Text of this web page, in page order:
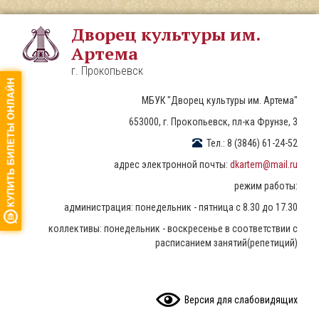
Перейти
основному
содержанию
Дворец культуры им.
Артема
г. Прокопьевск
МБУК "Дворец культуры им. Артема"
653000, г. Прокопьевск, пл-ка Фрунзе, 3
Тел.: 8 (3846) 61-24-52
адрес электронной почты: dkartem@mail.ru
режим работы:
администрация: понедельник - пятница с 8.30 до 17.30
коллективы: понедельник - воскресенье в соответствии с
расписанием занятий(репетиций)
Версия для слабовидящих